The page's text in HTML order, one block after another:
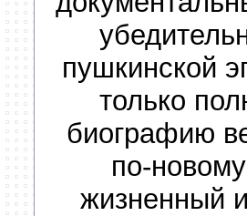
пушкинской
только
биографию
по-
жизненный